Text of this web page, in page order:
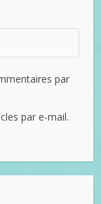
par
par e-mail.